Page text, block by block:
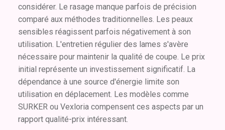
considérer. Le rasage manque parfois de précision
comparé aux méthodes traditionnelles. Les peaux
sensibles réagissent parfois négativement à son
utilisation. L'entretien régulier des lames s'avère
nécessaire pour maintenir la qualité de coupe. Le prix
initial représente un investissement significatif. La
dépendance à une source d'énergie limite son
utilisation en déplacement. Les modèles comme
SURKER ou Vexloria compensent ces aspects par un
rapport qualité-prix intéressant.